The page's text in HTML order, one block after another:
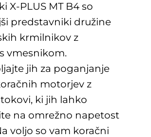
X-PLUS MT B4 so
predstavniki družine
krmilnikov z
vmesnikom.
jih za poganjanje
motorjev z
ki jih lahko
na omrežno napetost
voljo so vam koračni